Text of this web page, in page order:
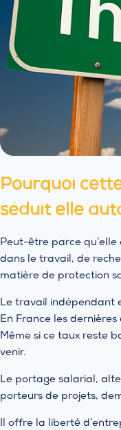
Pourquoi
séduit elle
Peut-être parce qu’elle
dans le travail, de
matière de protection
Le travail indépendant
En France les
Même si ce taux reste
venir.
Le portage salarial,
porteurs de projets,
Il offre la liberté